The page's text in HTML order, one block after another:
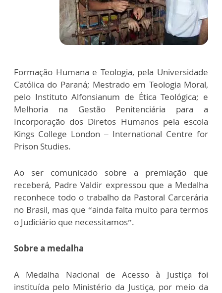
Formação Humana e Teologia, pela Universidade
Católica do Paraná; Mestrado em Teologia Moral,
pelo Instituto Alfonsianum de Ética Teológica; e
Melhoria na Gestão Penitenciária para a
Incorporação dos Diretos Humanos pela escola
Kings College London – International Centre for
Prison Studies.
Ao ser comunicado sobre a premiação que
receberá, Padre Valdir expressou que a Medalha
reconhece todo o trabalho da Pastoral Carcerária
no Brasil, mas que “ainda falta muito para termos
o Judiciário que necessitamos”.
Sobre a medalha
A Medalha Nacional de Acesso à Justiça foi
instituída pelo Ministério da Justiça, por meio da